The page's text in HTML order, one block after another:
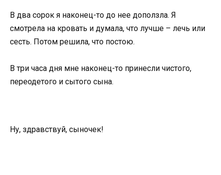
В два сорок я наконец-то до нее доползла. Я
смотрела на кровать и думала, что лучше – лечь или
сесть. Потом решила, что постою.
В три часа дня мне наконец-то принесли чистого,
переодетого и сытого сына.
Ну, здравствуй, сыночек!